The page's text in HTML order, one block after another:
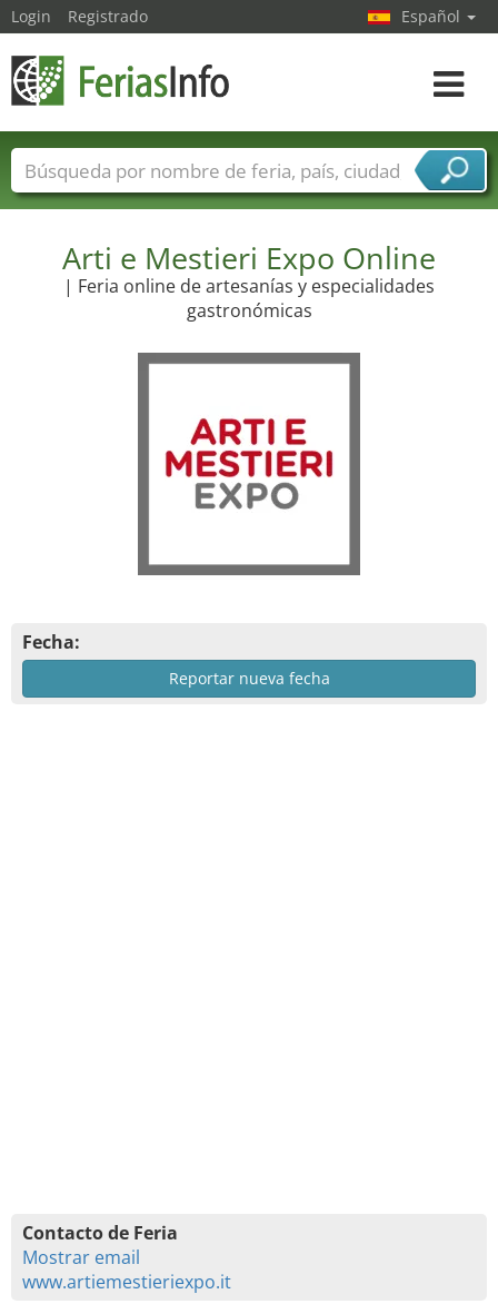
Arti e Mestieri Expo Online
| Feria online de artesanías y especialidades
gastronómicas
Fecha:
Reportar nueva fecha
Contacto de Feria
Mostrar email
www.artiemestieriexpo.it
Login Registrado Español
toggle
Nombres de ferias Países
Ciudades
Sectores de proveedor de servicios